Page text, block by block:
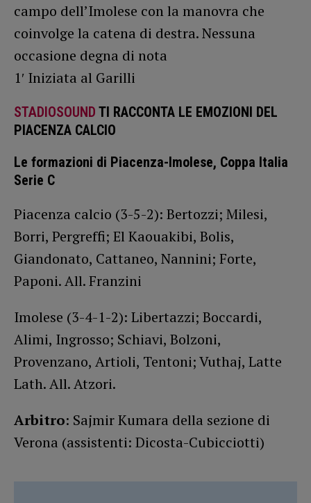
campo dell’Imolese con la manovra che
coinvolge la catena di destra. Nessuna
occasione degna di nota
1′ Iniziata al Garilli
STADIOSOUND TI RACCONTA LE EMOZIONI DEL
PIACENZA CALCIO
Le formazioni di Piacenza-Imolese, Coppa Italia
Serie C
Piacenza calcio (3-5-2): Bertozzi; Milesi,
Borri, Pergreffi; El Kaouakibi, Bolis,
Giandonato, Cattaneo, Nannini; Forte,
Paponi. All. Franzini
Imolese (3-4-1-2): Libertazzi; Boccardi,
Alimi, Ingrosso; Schiavi, Bolzoni,
Provenzano, Artioli, Tentoni; Vuthaj, Latte
Lath. All. Atzori.
Arbitro: Sajmir Kumara della sezione di
Verona (assistenti: Dicosta-Cubicciotti)